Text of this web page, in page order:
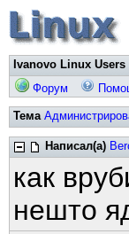
Ivanovo Linux
Форум
Тема
Написал(а)
как
нешто